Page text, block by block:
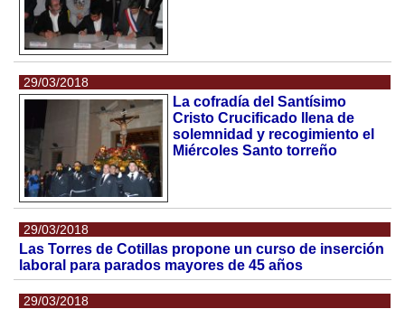
29/03/2018
La cofradía del Santísimo
Cristo Crucificado llena de
solemnidad y recogimiento el
Miércoles Santo torreño
29/03/2018
Las Torres de Cotillas propone un curso de inserción
laboral para parados mayores de 45 años
29/03/2018